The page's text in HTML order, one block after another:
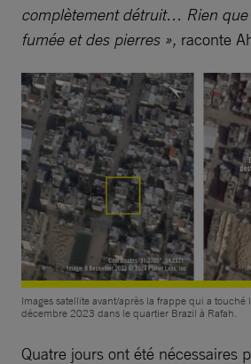
complètement détruit… Rien que
fumée et des pierres », raconte
Images satellite avant/après la frappe qui a
décembre 2023 dans le quartier Brazil à Rafah.
Quatre jours ont été nécessaires